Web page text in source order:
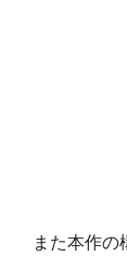
また本作の